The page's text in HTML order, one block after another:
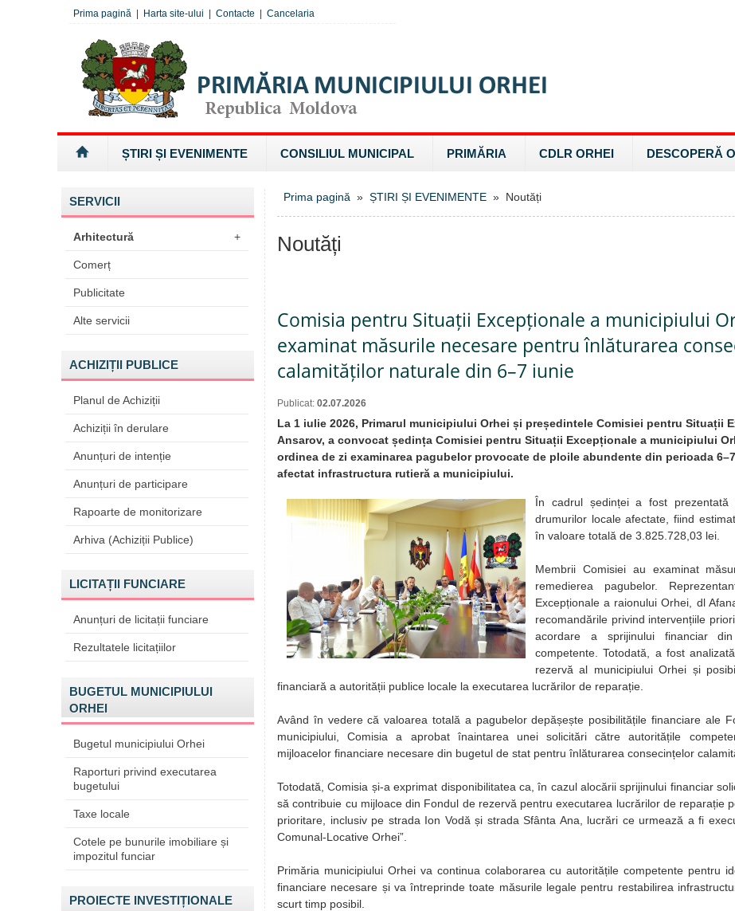
Prima pagină Harta site-ului Contacte Cancelaria
ȘTIRI ȘI EVENIMENTE CONSILIUL MUNICIPAL PRIMĂRIA CDLR ORHEI DESCOPERĂ
SERVICII
Arhitectură +
Comerț
Publicitate
Alte servicii
ACHIZIȚII PUBLICE
Planul de Achiziții
Achiziții în derulare
Anunțuri de intenție
Anunțuri de participare
Rapoarte de monitorizare
Arhiva (Achiziții Publice)
LICITAȚII FUNCIARE
Anunțuri de licitații funciare
Rezultatele licitațiilor
BUGETUL MUNICIPIULUI
ORHEI
Bugetul municipiului Orhei
Raporturi privind executarea
bugetului
Taxe locale
Cotele pe bunurile imobiliare și
impozitul funciar
PROIECTE INVESTIȚIONALE
Prima pagină » ȘTIRI ȘI EVENIMENTE » Noutăți
Noutăți
Comisia pentru Situații Excepționale a municipiului
examinat măsurile necesare pentru înlăturarea
calamităților naturale din 6–7 iunie
Publicat: 02.07.2026
La 1 iulie 2026, Primarul municipiului Orhei și președintele Comisiei pentru Situații
Ansarov, a convocat ședința Comisiei pentru Situații Excepționale a municipiului
ordinea de zi examinarea pagubelor provocate de ploile abundente din perioada
afectat infrastructura rutieră a municipiului.
În cadrul ședinței a fost prezentată
drumurilor locale afectate, fiind
în valoare totală de 3.825.728,03 lei.
Membrii Comisiei au examinat
remedierea pagubelor.
Excepționale a raionului Orhei, dl
recomandările privind intervențiile
acordare a sprijinului financiar
competente. Totodată, a fost
rezervă al municipiului Orhei și
financiară a autorității publice locale la executarea lucrărilor de reparație.
Având în vedere că valoarea totală a pagubelor depășește posibilitățile financiare ale
municipiului, Comisia a aprobat înaintarea unei solicitări către autoritățile
mijloacelor financiare necesare din bugetul de stat pentru înlăturarea consecințelor
Totodată, Comisia și-a exprimat disponibilitatea ca, în cazul alocării sprijinului financiar
să contribuie cu mijloace din Fondul de rezervă pentru executarea lucrărilor de reparație
prioritare, inclusiv pe strada Ion Vodă și strada Sfânta Ana, lucrări ce urmează a fi
Comunal-Locative Orhei”.
Primăria municipiului Orhei va continua colaborarea cu autoritățile competente pentru
financiare necesare și va întreprinde toate măsurile legale pentru restabilirea
scurt timp posibil.